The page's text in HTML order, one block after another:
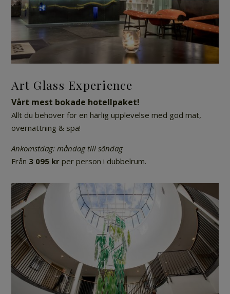
Art Glass Experience
Vårt mest bokade hotellpaket!
Allt du behöver för en härlig upplevelse med god mat,
övernattning & spa!
Ankomstdag: måndag till söndag
Från 3 095 kr per person i dubbelrum.